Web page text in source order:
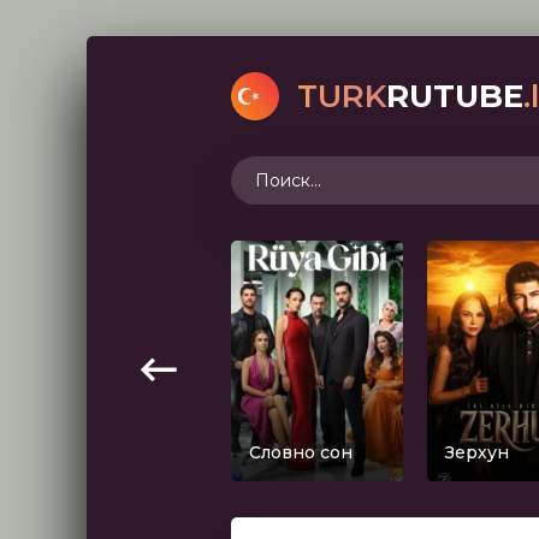
TURKRUTUBE
Словно сон Зерхун